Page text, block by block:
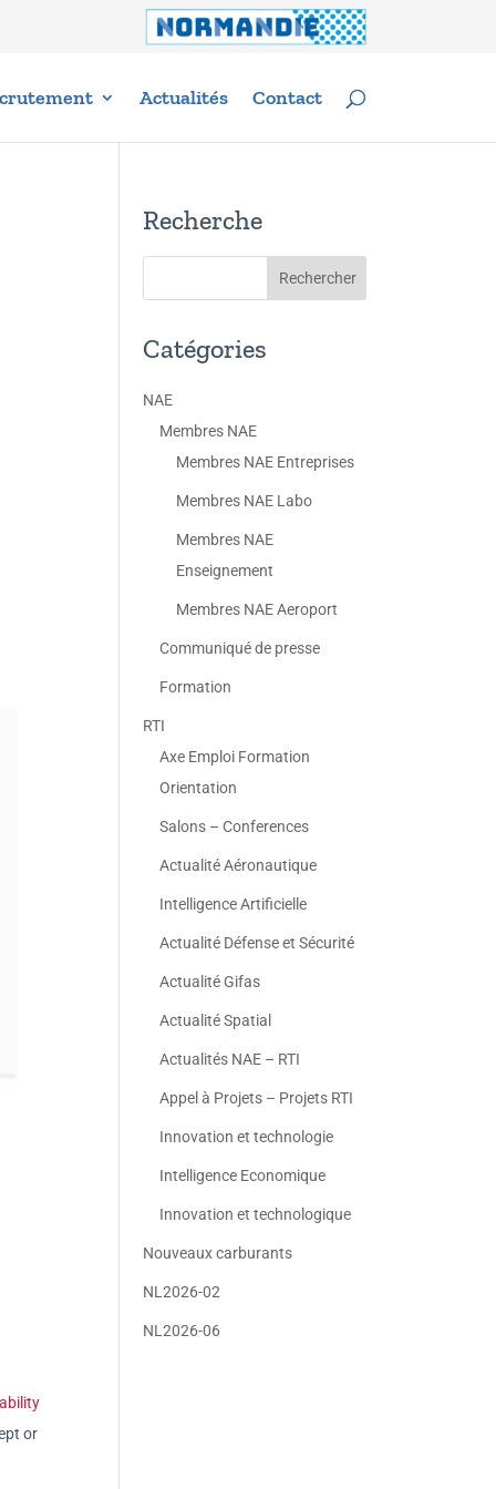
Actualités Contact
or
Recherche
Catégories
NAE
Membres NAE
Membres NAE Entreprises
Membres NAE Labo
Membres NAE
Enseignement
Membres NAE Aeroport
Communiqué de presse
Formation
RTI
Axe Emploi Formation
Orientation
Salons – Conferences
Actualité Aéronautique
Intelligence Artificielle
Actualité Défense et Sécurité
Actualité Gifas
Actualité Spatial
Actualités NAE – RTI
Appel à Projets – Projets RTI
Innovation et technologie
Intelligence Economique
Innovation et technologique
Nouveaux carburants
NL2026-02
NL2026-06